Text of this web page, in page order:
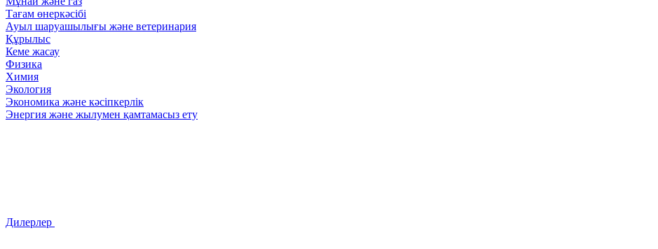
Тағам өнеркәсібі
Ауыл шаруашылығы және ветеринария
Құрылыс
Кеме жасау
Физика
Химия
Экология
Экономика және кәсіпкерлік
Энергия және жылумен қамтамасыз ету
Дилерлер